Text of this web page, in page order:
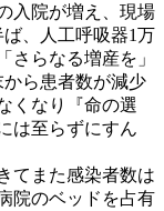
入院が増え、現場
、人工呼吸器1万
さらなる増産を」
ら患者数が減少
くなり『命の選
は至らずにすん
てまた感染者数は
院のベッドを占有